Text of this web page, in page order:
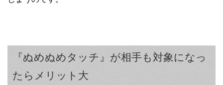
『ぬめぬめタッチ』が相手も対象になっ
たらメリット大